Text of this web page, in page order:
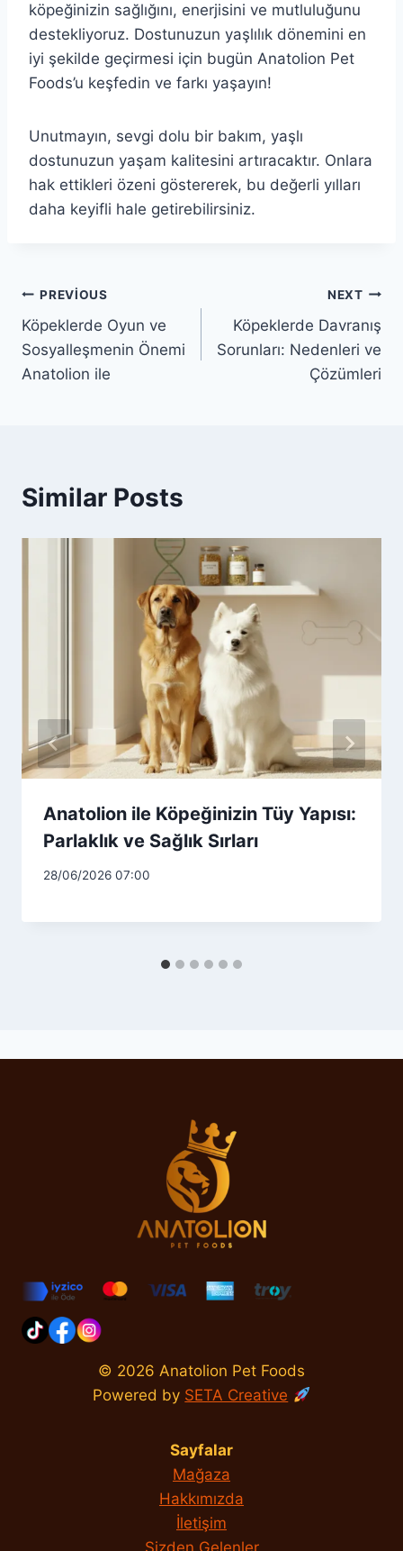
köpeğinizin sağlığını, enerjisini ve mutluluğunu
destekliyoruz. Dostunuzun yaşlılık dönemini en
iyi şekilde geçirmesi için bugün Anatolion Pet
Foods’u keşfedin ve farkı yaşayın!
Unutmayın, sevgi dolu bir bakım, yaşlı
dostunuzun yaşam kalitesini artıracaktır. Onlara
hak ettikleri özeni göstererek, bu değerli yılları
daha keyifli hale getirebilirsiniz.
Yazı
gezinmesi
PREVIOUS
Köpeklerde Oyun ve
Sosyalleşmenin Önemi
Anatolion ile
NEXT
Köpeklerde Davranış
Sorunları: Nedenleri ve
Çözümleri
Similar Posts
Anatolion ile Köpeğinizin Tüy Yapısı:
Parlaklık ve Sağlık Sırları
28/06/2026 07:00
© 2026 Anatolion Pet Foods
Powered by SETA Creative
Sayfalar
Mağaza
Hakkımızda
İletişim
Sizden Gelenler